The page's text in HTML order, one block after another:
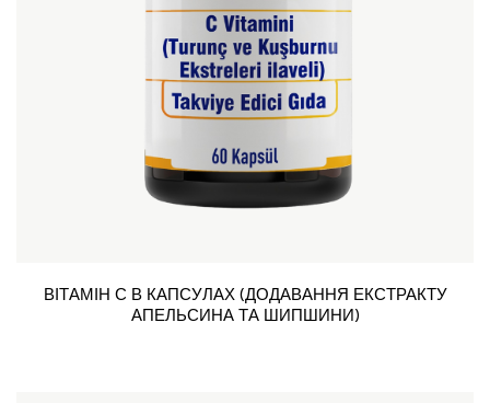
ВІТАМІН С В КАПСУЛАХ (ДОДАВАННЯ ЕКСТРАКТУ
АПЕЛЬСИНА ТА ШИПШИНИ)